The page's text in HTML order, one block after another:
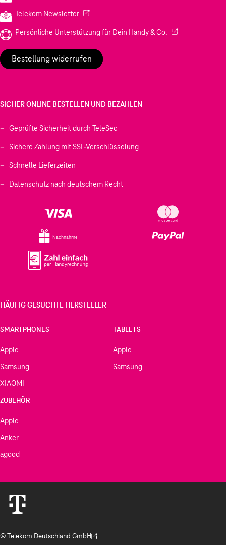
Telekom Newsletter(Wird in einem neuen Tab geöffnet)
Persönliche Unterstützung für Dein Handy & Co. (Wird in einem
Bestellung widerrufen
SICHER ONLINE BESTELLEN UND BEZAHLEN
Geprüfte Sicherheit durch TeleSec
Sichere Zahlung mit SSL-Verschlüsselung
Schnelle Lieferzeiten
Datenschutz nach deutschem Recht
Nachnahme
HÄUFIG GESUCHTE HERSTELLER
SMARTPHONES
Apple
Samsung
XIAOMI
TABLETS
Apple
Samsung
ZUBEHÖR
Apple
Anker
agood
© Telekom Deutschland GmbH
(Der Link wird in einem neuen Tab geöffnet)